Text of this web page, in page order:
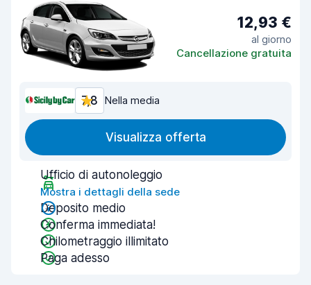
12,93 €
al giorno
Cancellazione gratuita
7,8 Nella media
Visualizza offerta
Ufficio di autonoleggio
Mostra i dettagli della sede
Deposito medio
Conferma immediata!
Chilometraggio illimitato
Paga adesso